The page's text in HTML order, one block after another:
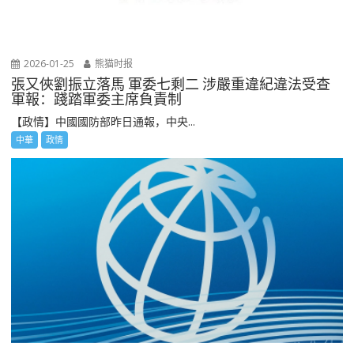
2026-01-25 熊猫时报
張又俠劉振立落馬 軍委七剩二 涉嚴重違紀違法受查
軍報：踐踏軍委主席負責制
【政情】中國國防部昨日通報，中央...
中華 政情